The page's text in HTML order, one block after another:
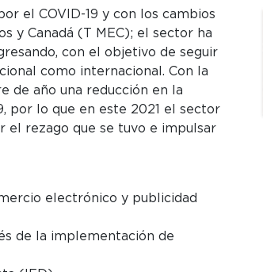
el COVID-19 y con los cambios
y Canadá (T MEC); el sector ha
con el objetivo de seguir
como internacional. Con la
de año una reducción en la
por lo que en este 2021 el sector
el rezago que se tuvo e impulsar
electrónico y publicidad
de la implementación de